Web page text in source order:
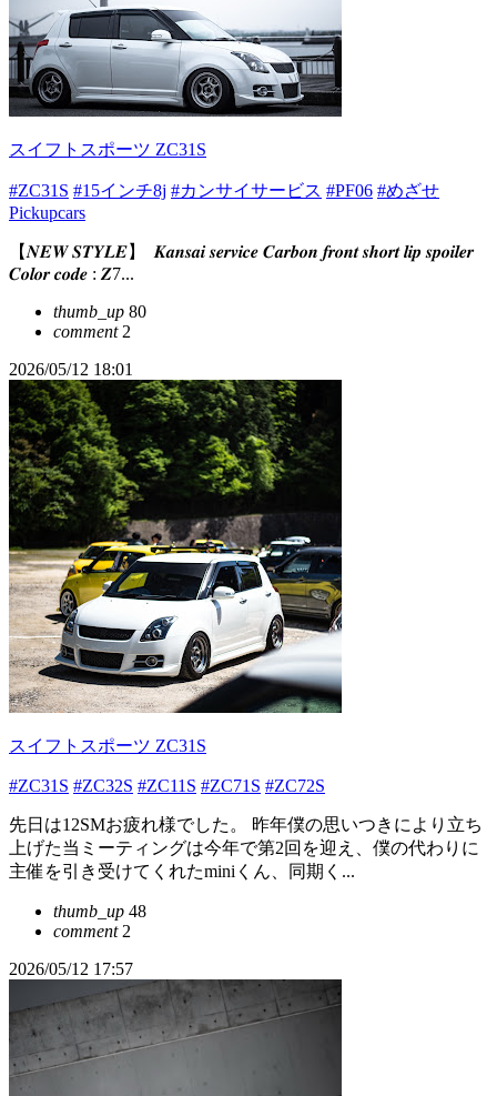
スイフトスポーツ ZC31S
#ZC31S #15インチ8j #カンサイサービス #PF06 #めざせ
Pickupcars
【𝑵𝑬𝑾 𝑺𝑻𝒀𝑳𝑬】 ⁡ 𝑲𝒂𝒏𝒔𝒂𝒊 𝒔𝒆𝒓𝒗𝒊𝒄𝒆 𝑪𝒂𝒓𝒃𝒐𝒏 𝒇𝒓𝒐𝒏𝒕 𝒔𝒉𝒐𝒓𝒕 𝒍𝒊𝒑 𝒔𝒑𝒐𝒊𝒍𝒆𝒓 ⁡
𝑪𝒐𝒍𝒐𝒓 𝒄𝒐𝒅𝒆 : 𝒁7...
thumb_up 80
comment2
2026/05/12 18:01
スイフトスポーツ ZC31S
#ZC31S #ZC32S #ZC11S #ZC71S #ZC72S
先日は12SMお疲れ様でした。 昨年僕の思いつきにより立ち
上げた当ミーティングは今年で第2回を迎え、僕の代わりに
主催を引き受けてくれたminiくん、同期く...
thumb_up 48
comment2
2026/05/12 17:57